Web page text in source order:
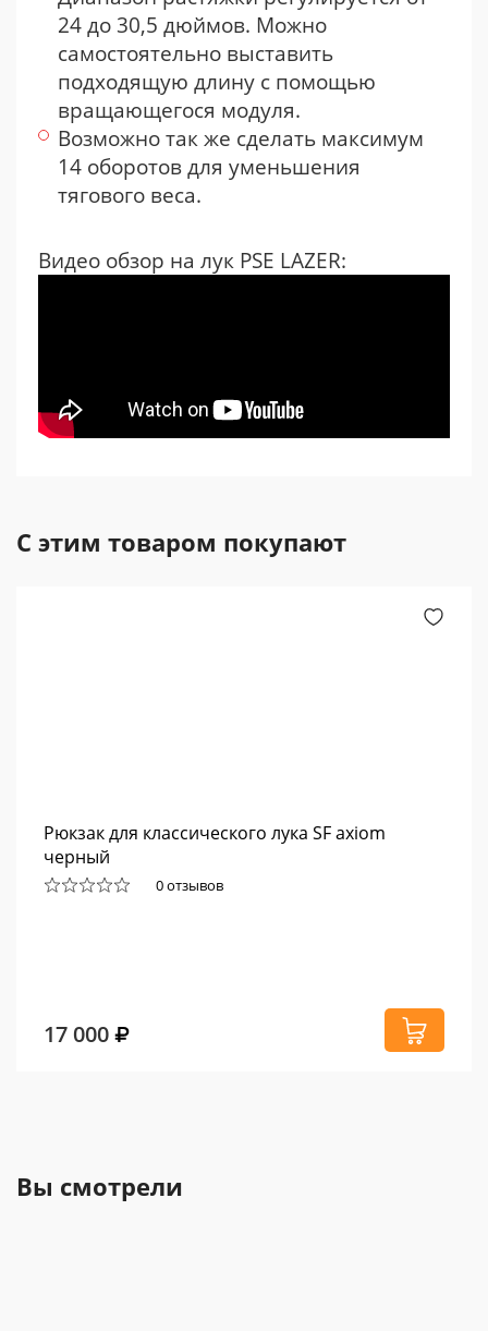
24 до 30,5 дюймов. Можно
самостоятельно выставить
подходящую длину с помощью
вращающегося модуля.
Возможно так же сделать максимум
14 оборотов для уменьшения
тягового веса.
Видео обзор на лук PSE LAZER:
С этим товаром покупают
Рюкзак для классического лука SF axiom
черный
0 отзывов
17 000
Вы смотрели